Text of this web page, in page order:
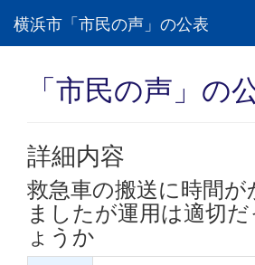
横浜市「市民の声」の公表
「市民の声」の
詳細内容
救急車の搬送に時間
ましたが運用は適切
ょうか